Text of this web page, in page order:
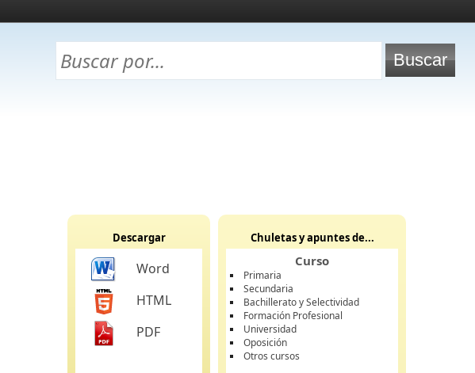
Descargar
Word
HTML
PDF
Chuletas y apuntes de...
Curso
Primaria
Secundaria
Bachillerato y Selectividad
Formación Profesional
Universidad
Oposición
Otros cursos